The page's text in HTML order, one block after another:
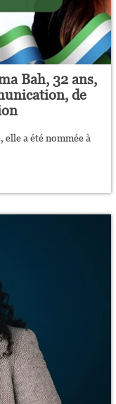
Bah, 32 ans,
de
elle a été nommée à